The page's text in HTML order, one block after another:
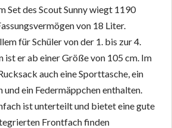
Set des Scout Sunny wiegt 1190
von 18 Liter.
für Schüler von der 1. bis zur 4.
ist er ab einer Größe von 105 cm. Im
auch eine Sporttasche, ein
ein Federmäppchen enthalten.
ist unterteilt und bietet eine gute
Frontfach finden